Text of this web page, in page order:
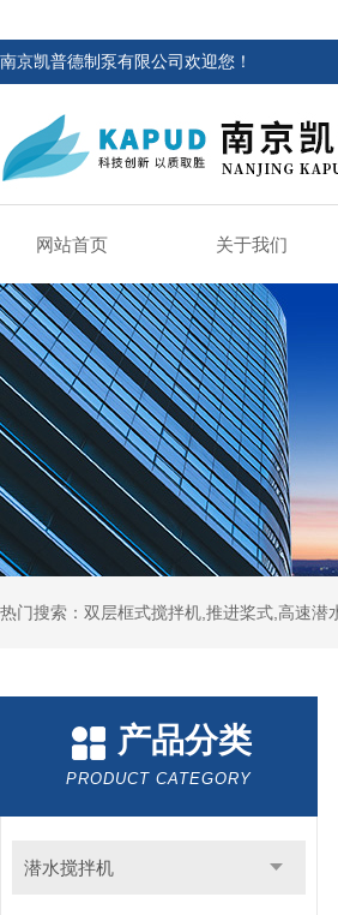
南京凯普德制泵有限公司欢迎您！
网站首页 关于我们
热门搜索：双层框式搅拌机,推进桨式,高速潜
产品分类
PRODUCT CATEGORY
潜水搅拌机